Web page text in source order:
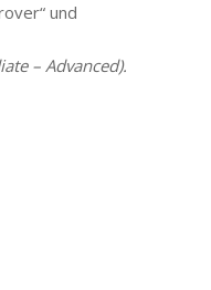
und
– Advanced).